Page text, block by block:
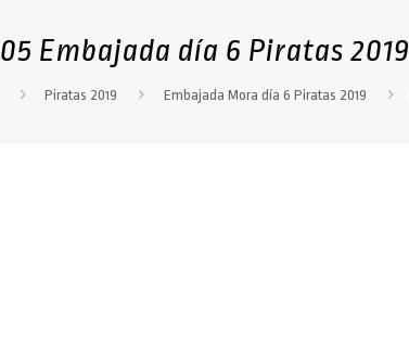
05 Embajada día 6 Piratas 2019
Piratas 2019 Embajada Mora día 6 Piratas 2019